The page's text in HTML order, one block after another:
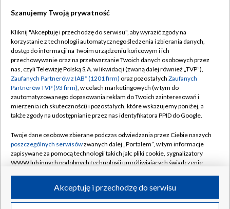
TVP
Abonament TVP
Emisja w TVP
Centrum informacji TVP
Naziemna Telewizja Cyfrowa
Rada Programowa
System NOS
Informacje o nadawcy
Program dla prasy
Regulamin TVP
Polityka prywatności
Moje zgody
Pomoc
Kontakt
Kanały
©2026 Telewizja Polska S.A. w likwidacji
Szanujemy Twoją prywatność
Kliknij "Akceptuję i przechodzę do serwisu", aby wyrazić zgody na
korzystanie z technologii automatycznego śledzenia i zbierania danych,
dostęp do informacji na Twoim urządzeniu końcowym i ich
przechowywanie oraz na przetwarzanie Twoich danych osobowych przez
nas, czyli Telewizję Polską S.A. w likwidacji (zwaną dalej również „TVP”),
Zaufanych Partnerów z IAB* (1201 firm) oraz pozostałych Zaufanych
Partnerów TVP (93 firm), w celach marketingowych (w tym do
zautomatyzowanego dopasowania reklam do Twoich zainteresowań i
mierzenia ich skuteczności) i pozostałych, które wskazujemy poniżej, a
także zgody na udostępnianie przez nas identyfikatora PPID do Google.
Twoje dane osobowe zbierane podczas odwiedzania przez Ciebie naszych
poszczególnych serwisówzwanych dalej „Portalem”, w tym informacje
zapisywane za pomocą technologii takich jak: pliki cookie, sygnalizatory
WWW lub innych podobnych technologii umożliwiających świadczenie
ruchu w Internecie.Akceptuję i przechodzę do serwisu